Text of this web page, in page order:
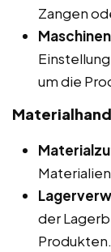
Zangen
um die
der
Produkten.